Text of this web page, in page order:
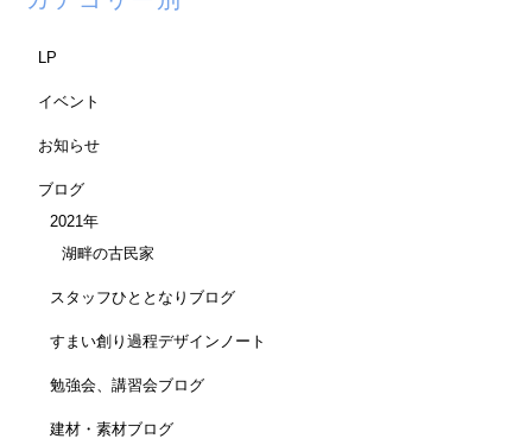
LP
イベント
お知らせ
ブログ
2021年
湖畔の古民家
スタッフひととなりブログ
すまい創り過程デザインノート
勉強会、講習会ブログ
建材・素材ブログ